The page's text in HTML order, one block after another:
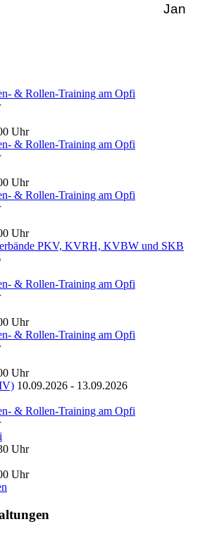
Jan
& Rollen-Training am Opfi
Uhr
& Rollen-Training am Opfi
Uhr
& Rollen-Training am Opfi
Uhr
PKV, KVRH, KVBW und SKB
& Rollen-Training am Opfi
Uhr
& Rollen-Training am Opfi
Uhr
10.09.2026 - 13.09.2026
& Rollen-Training am Opfi
Uhr
Uhr